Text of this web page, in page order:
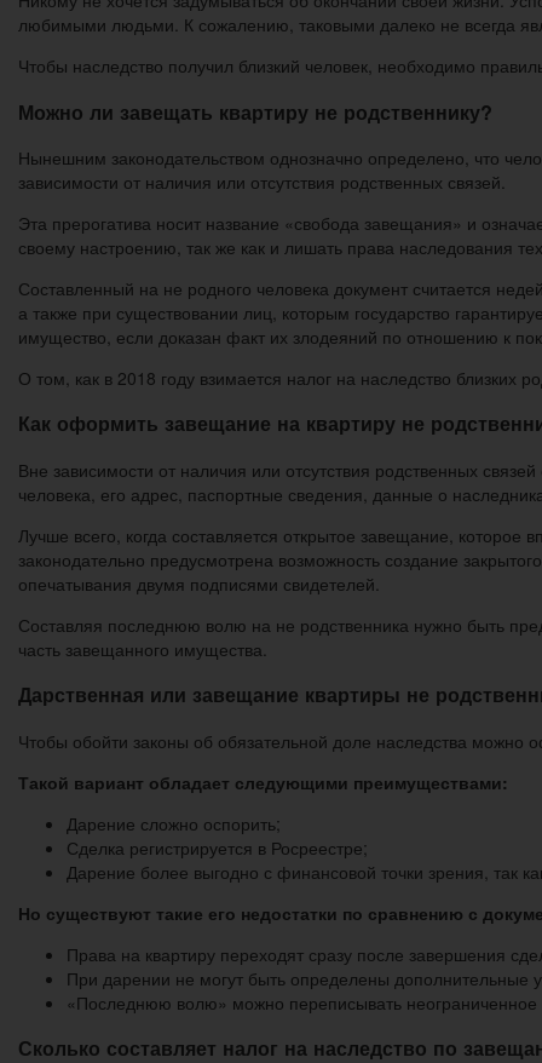
любимыми людьми. К сожалению, таковыми далеко не всегда
Чтобы наследство получил близкий человек, необходимо
Можно ли завещать квартиру не родственнику?
Нынешним законодательством однозначно определено, что
зависимости от наличия или отсутствия родственных связей.
Эта прерогатива носит название «свобода завещания» и
своему настроению, так же как и лишать права наследования
Составленный на не родного человека документ считается
а также при существовании лиц, которым государство
имущество, если доказан факт их злодеяний по отношению к
О том, как в 2018 году взимается налог на наследство близких
Как оформить завещание на квартиру не
Вне зависимости от наличия или отсутствия родственных
человека, его адрес, паспортные сведения, данные о
Лучше всего, когда составляется открытое завещание,
законодательно предусмотрена возможность создание
опечатывания двумя подписями свидетелей.
Составляя последнюю волю на не родственника нужно быть
часть завещанного имущества.
Дарственная или завещание квартиры не
Чтобы обойти законы об обязательной доле наследства можно
Такой вариант обладает следующими преимуществами:
Дарение сложно оспорить;
Сделка регистрируется в Росреестре;
Дарение более выгодно с финансовой точки зрения, так
Но существуют такие его недостатки по сравнению с
Права на квартиру переходят сразу после завершения
При дарении не могут быть определены дополнительные
«Последнюю волю» можно переписывать неограниченное
Сколько составляет налог на наследство по